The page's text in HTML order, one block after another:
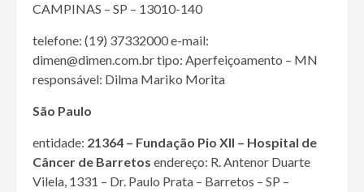
CAMPINAS – SP – 13010-140
telefone: (19) 37332000 e-mail:
dimen@dimen.com.br tipo: Aperfeiçoamento – MN
responsável: Dilma Mariko Morita
São Paulo
entidade: 21364 – Fundação Pio XII – Hospital de
Câncer de Barretos endereço: R. Antenor Duarte
Vilela, 1331 – Dr. Paulo Prata – Barretos – SP –